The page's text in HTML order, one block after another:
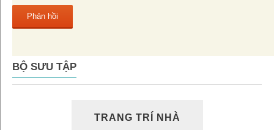
BỘ SƯU TẬP
TRANG TRÍ NHÀ